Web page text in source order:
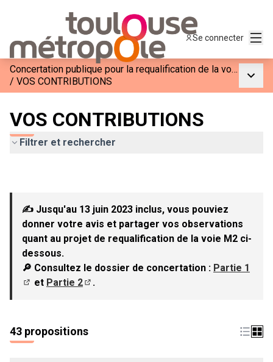
Se connecter
Concertation publique pour la requalification de la voie M2
/ VOS CONTRIBUTIONS
VOS CONTRIBUTIONS
Filtrer et rechercher
✍ Jusqu'au 13 juin 2023 inclus, vous pouviez
donner votre avis et partager vos observations
quant au projet de requalification de la voie M2 ci-
dessous.
🔎 Consultez le dossier de concertation : Partie 1
et Partie 2
.
43 propositions